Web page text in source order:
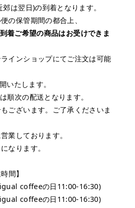
は翌日)の到着となります。
の保管期間の都合上、
着ご希望の商品はお受けできま
インショップにてご注文は可能
いたします。
順次の配送となります。
ございます。ご了承くださいま
業しております。
なります。
間】
igual coffeeの日11:00-16:30)
igual coffeeの日11:00-16:30)